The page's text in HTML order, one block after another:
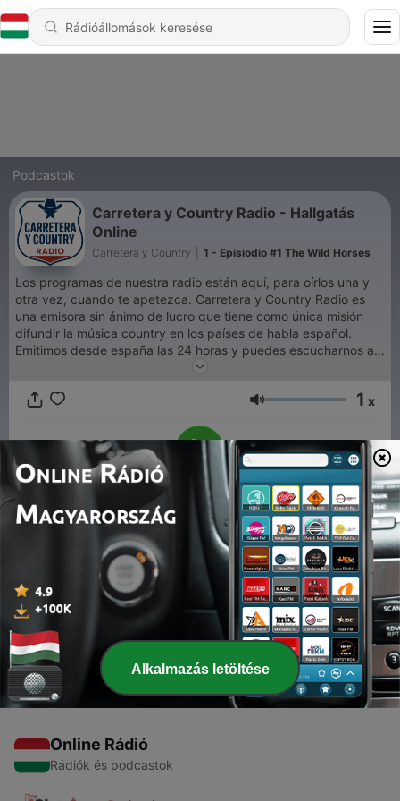
Podcastok
Carretera y Country Radio - Hallgatás
Online
Carretera y Country 1 - Episiodio #1 The Wild Horses
Los programas de nuestra radio están aquí, para oírlos una y
otra vez, cuando te apetezca. Carretera y Country Radio es
una emisora sin ánimo de lucro que tiene como única misión
difundir la música country en los países de habla español.
Emitimos desde españa las 24 horas y puedes escucharnos a
Hangerő 1 x
00:00
- Episiodio #1 The Wild Horses
Online Rádió
Rádiók és podcastok
Alkalmazás letöltése